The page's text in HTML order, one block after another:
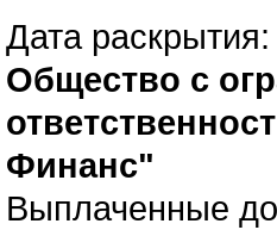
Дата
Общество с
Финанс"
Выплаченные